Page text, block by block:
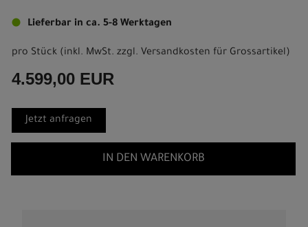
Lieferbar in ca. 5-8 Werktagen
pro Stück (inkl. MwSt. zzgl. Versandkosten für Grossartikel)
4.599,00 EUR
Jetzt anfragen
IN DEN WARENKORB